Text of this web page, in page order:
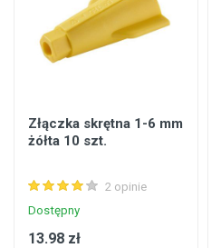
Złączka skrętna 1-6 mm
żółta 10 szt.
2 opinie
Dostępny
13.98 zł